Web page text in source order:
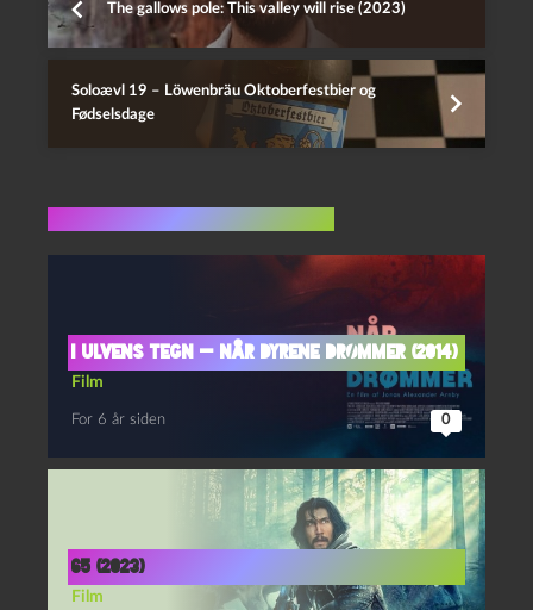
The gallows pole: This valley will rise (2023)
Soloævl 19 – Löwenbräu Oktoberfestbier og
Fødselsdage
I ulvens tegn — Når Dyrene Drømmer (2014)
Film
For 6 år siden 0
65 (2023)
Film